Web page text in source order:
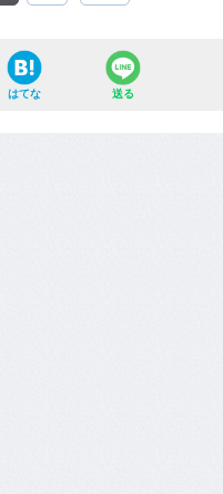
はてな 送る